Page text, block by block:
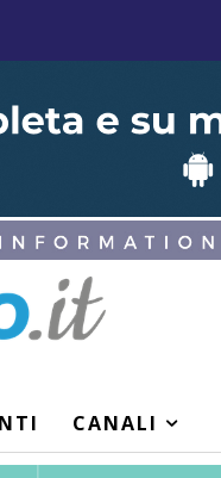
CANALI